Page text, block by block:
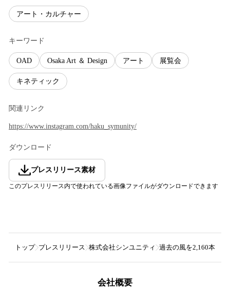
アート・カルチャー
キーワード
OAD Osaka Art ＆ Design アート 展覧会
キネティック
関連リンク
https://www.instagram.com/haku_symunity/
ダウンロード
プレスリリース素材
このプレスリリース内で使われている画像ファイルがダウンロードできます
トップ プレスリリース 株式会社シンユニティ 過去の風を2,160本のリ
会社概要